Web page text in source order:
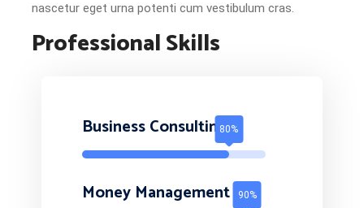
nascetur eget urna potenti cum vestibulum cras.
Professional Skills
Business Consulting
Money Management